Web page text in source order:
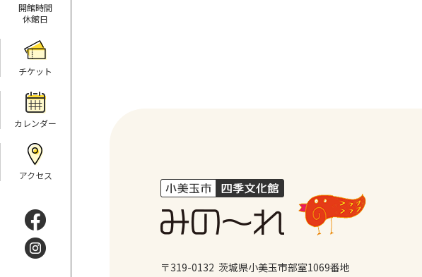
開館時間
休館日
チケット
カレンダー
アクセス
〒319-0132 茨城県小美玉市部室1069番地